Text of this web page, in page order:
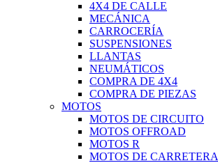
4X4 DE CALLE
MECÁNICA
CARROCERÍA
SUSPENSIONES
LLANTAS
NEUMÁTICOS
COMPRA DE 4X4
COMPRA DE PIEZAS
MOTOS
MOTOS DE CIRCUITO
MOTOS OFFROAD
MOTOS R
MOTOS DE CARRETERA